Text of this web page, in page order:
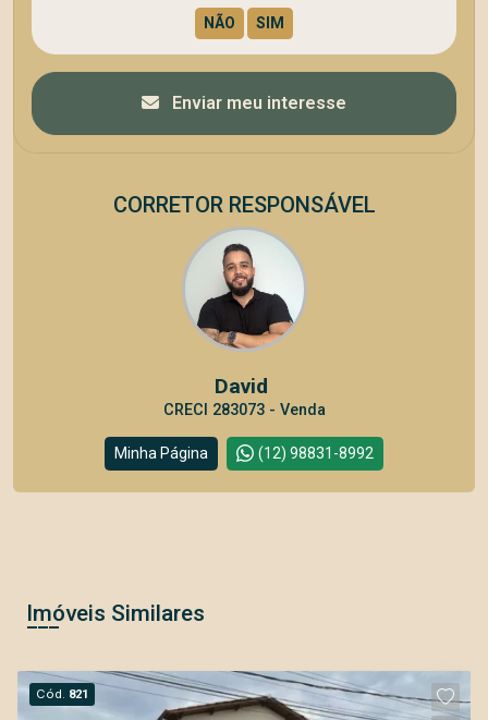
Enviar meu interesse
CORRETOR RESPONSÁVEL
David
CRECI 283073 - Venda
Minha Página (12) 98831-8992
Imóveis Similares
Cód. 821